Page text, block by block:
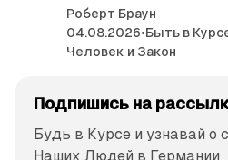
Роберт Браун
04.08.2026•Быть в
Человек и Закон
Подпишись на
Будь в Курсе и узнавай
Наших Людей в Германии